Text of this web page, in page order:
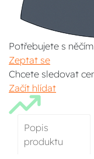
Potřebujete s
Zeptat se
Chcete sledovat
Začít hlídat
Popis
produktu